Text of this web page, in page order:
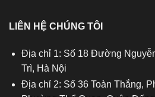
LIÊN HỆ CHÚNG TÔI
Địa chỉ 1: Số 18 Đường
Trì, Hà Nội
Địa chỉ 2: Số 36 Toàn Thắng,